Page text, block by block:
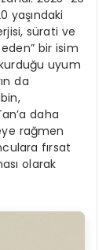
yaşındaki
sürati ve
bir isim
kurduğu uyum
da
daha
rağmen
fırsat
olarak